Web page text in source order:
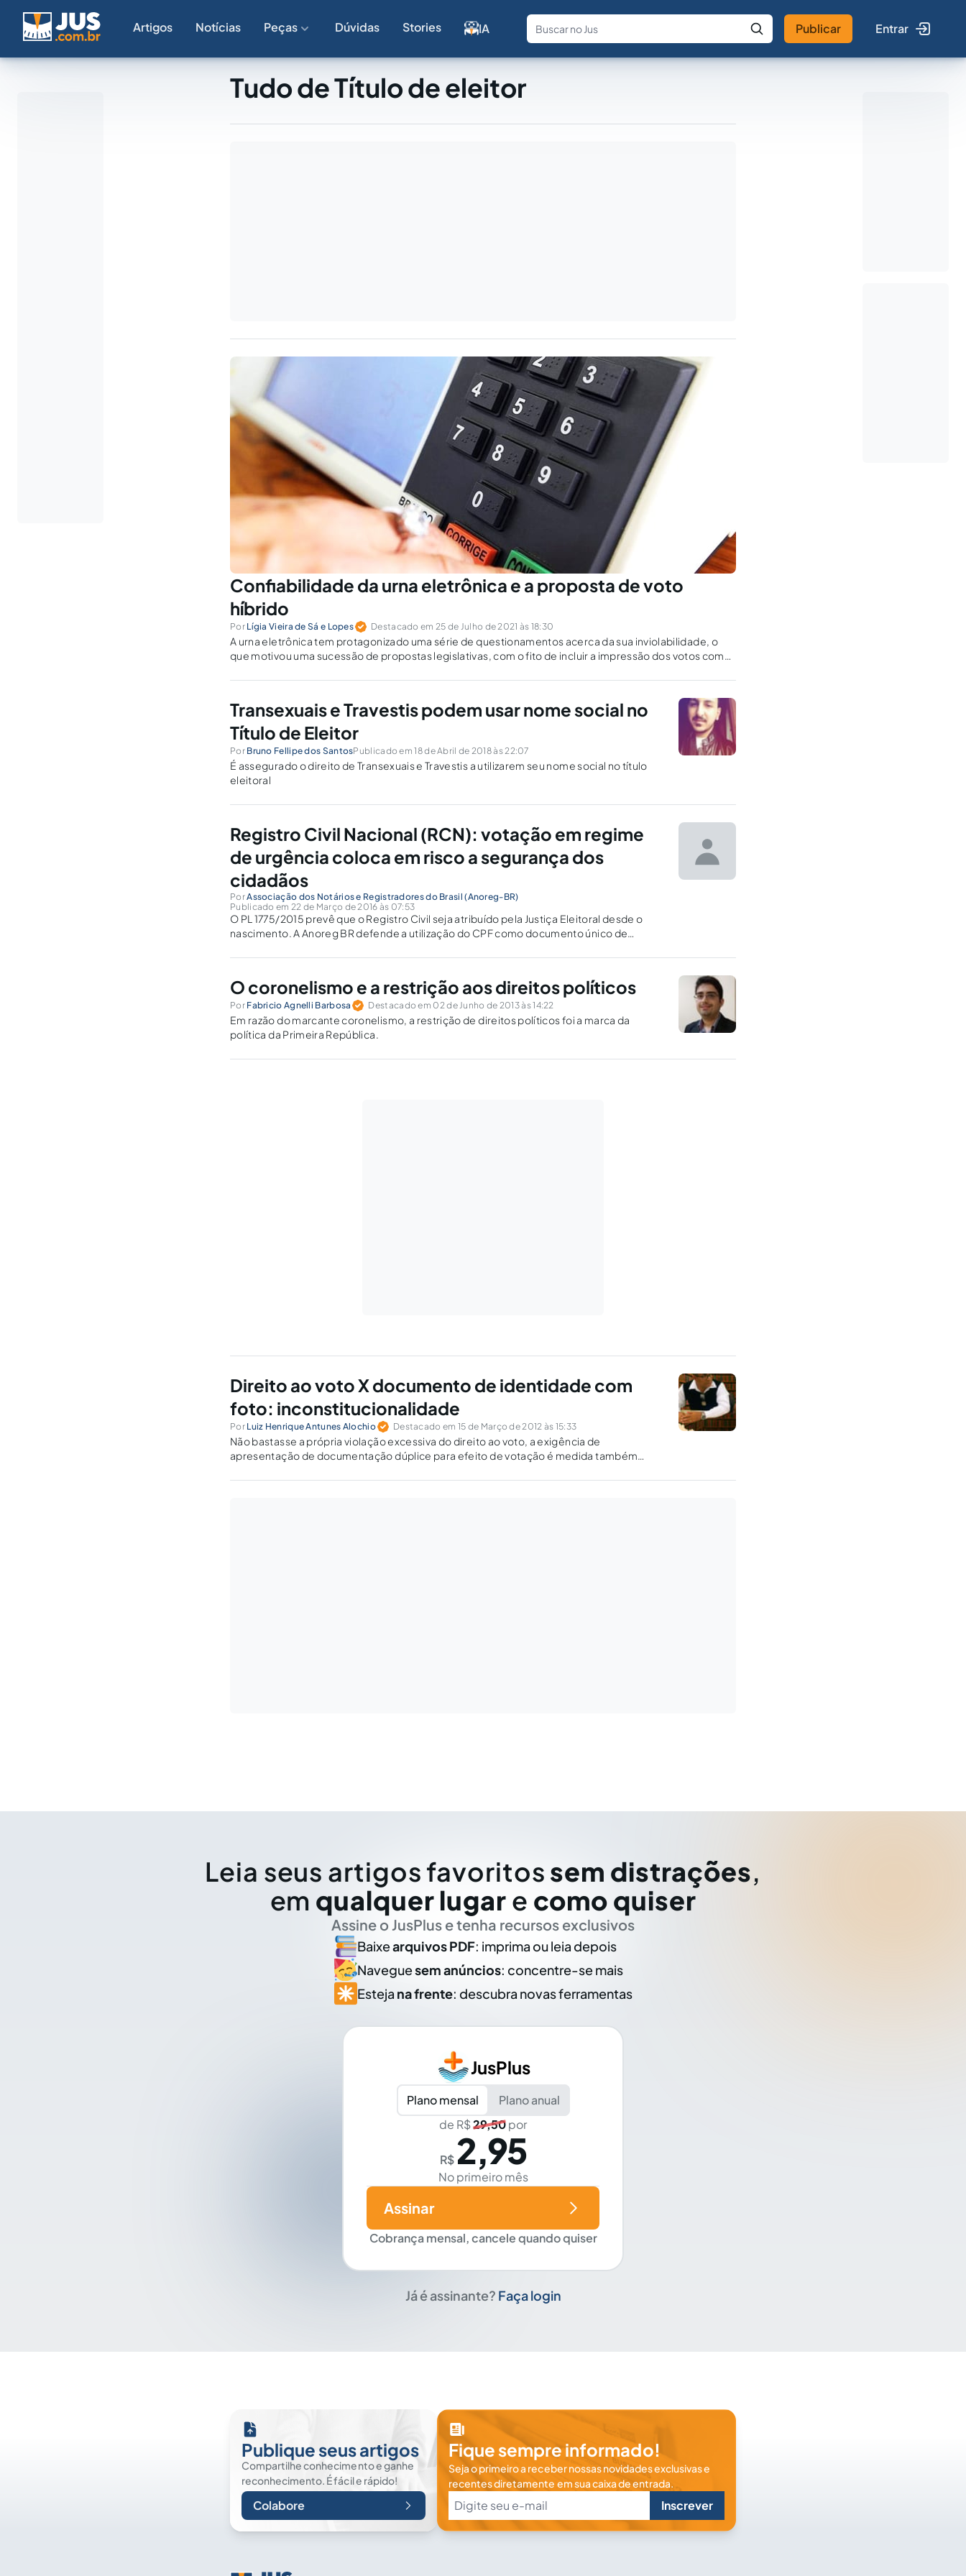
Artigos Notícias Peças Dúvidas Stories IA
Fale com a IA Buscar no Jus
Publicar Entrar
Tudo de Título de eleitor
Confiabilidade da urna eletrônica e a proposta de voto
híbrido
Por Lígia Vieira de Sá e Lopes Destacado em 25 de Julho de 2021 às 18:30
A urna eletrônica tem protagonizado uma série de questionamentos acerca da sua inviolabilidade, o
que motivou uma sucessão de propostas legislativas, com o fito de incluir a impressão dos votos como
Transexuais e Travestis podem usar nome social no
Título de Eleitor
Por Bruno Fellipe dos SantosPublicado em 18 de Abril de 2018 às 22:07
É assegurado o direito de Transexuais e Travestis a utilizarem seu nome social no título
eleitoral
Registro Civil Nacional (RCN): votação em regime
de urgência coloca em risco a segurança dos
cidadãos
PorAssociação dos Notários e Registradores do Brasil (Anoreg-BR)
Publicado em 22 de Março de 2016 às 07:53
O PL 1775/2015 prevê que o Registro Civil seja atribuído pela Justiça Eleitoral desde o
nascimento. A Anoreg BR defende a utilização do CPF como documento único de
O coronelismo e a restrição aos direitos políticos
Por Fabricio Agnelli Barbosa Destacado em 02 de Junho de 2013 às 14:22
Em razão do marcante coronelismo, a restrição de direitos políticos foi a marca da
política da Primeira República.
Direito ao voto X documento de identidade com
foto: inconstitucionalidade
Por Luiz Henrique Antunes Alochio Destacado em 15 de Março de 2012 às 15:33
Não bastasse a própria violação excessiva do direito ao voto, a exigência de
apresentação de documentação dúplice para efeito de votação é medida também
Leia seus artigos favoritos sem distrações,
em qualquer lugar e como quiser
Assine o JusPlus e tenha recursos exclusivos
Baixearquivos PDF: imprima ou leia depois
Naveguesem anúncios: concentre-se mais
Esteja na frente: descubra novas ferramentas
JusPlus
Plano mensal
Plano anual
de R$29,50por
R$ 2,95
No primeiro mês
Cobrança mensal, cancele quando quiser
Assinar
Já é assinante? Faça login
Publique seus artigos
Compartilhe conhecimento e ganhe
reconhecimento. É fácil e rápido!
Colabore
Fique sempre informado!
Seja o primeiro a receber nossas novidades exclusivas e
recentes diretamente em sua caixa de entrada.
Inscrever